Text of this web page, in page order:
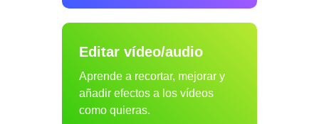
Editar vídeo/audio
Aprende a recortar, mejorar y
añadir efectos a los vídeos
como quieras.